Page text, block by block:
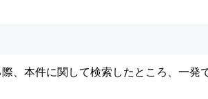
、本件に関して検索したところ、一発